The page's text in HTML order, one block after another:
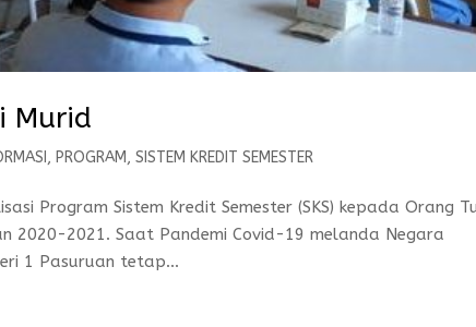
Murid
, PROGRAM,SISTEM KREDIT SEMESTER
Program Sistem Kredit Semester (SKS) kepada Orang
2020-2021. Saat Pandemi Covid-19 melanda Negara
1 Pasuruan tetap...